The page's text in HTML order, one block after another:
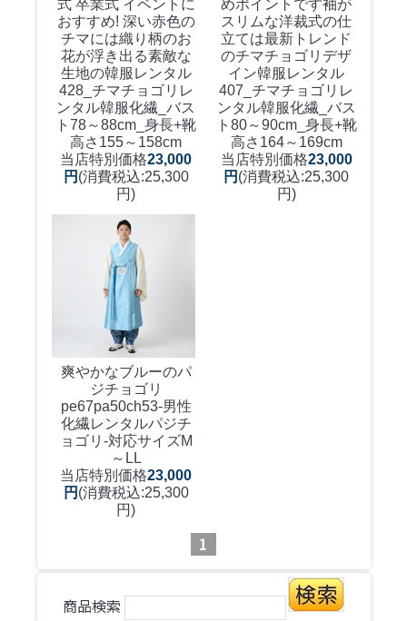
式 卒業式 イベントに
おすすめ! 深い赤色の
チマには織り柄のお
花が浮き出る素敵な
生地の韓服レンタル
428_チマチョゴリレ
ンタル韓服化繊_バス
ト78～88cm_身長+靴
高さ155～158cm
当店特別価格23,000
円 (消費税込:25,300
円)
めポイントです袖が
スリムな洋裁式の仕
立ては最新トレンド
のチマチョゴリデザ
イン韓服レンタル
407_チマチョゴリレ
ンタル韓服化繊_バス
ト80～90cm_身長+靴
高さ164～169cm
当店特別価格23,000
円 (消費税込:25,300
円)
爽やかなブルーのパ
ジチョゴリ
pe67pa50ch53-男性
化繊レンタルパジチ
ョゴリ-対応サイズM
～LL
当店特別価格23,000
円 (消費税込:25,300
円)
1
商品検索